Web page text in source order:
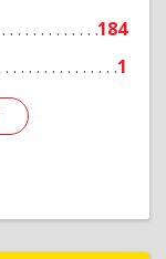
184
1